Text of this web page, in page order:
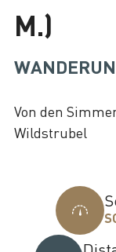
M.)
Von den
Wildstrubel